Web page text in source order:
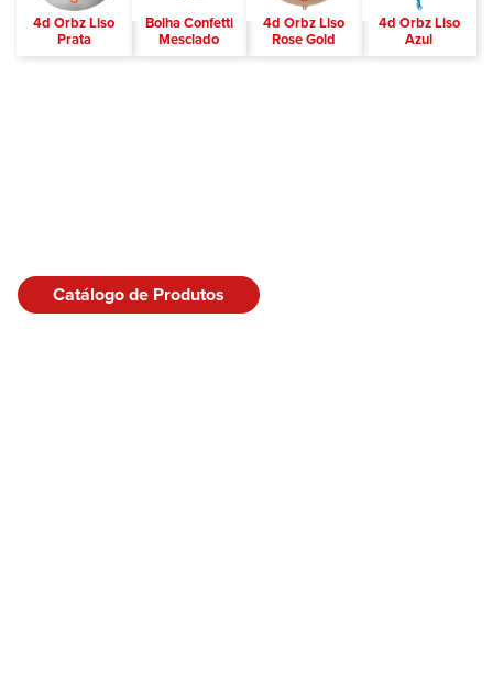
4d Orbz Liso
Prata
Bolha Confetti
Mesclado
4d Orbz Liso
Rose Gold
4d Orbz Liso
Azul
Catálogo de Produtos